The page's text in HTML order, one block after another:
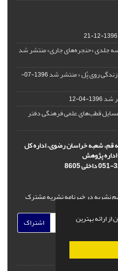
ارائه بهترین
1396-12-21
جلدی «حنجره‌های جاری» منتشر شد
زندگی روی پُل » منتشر شد
1396-07-
شد1396-04-12
قطب‌های علمی فرهنگی دفتر
قم، شعبه خراسان رضوی، اداره کل
پژوهش
نشریه در خبرنامه نشریه مشترک
اشتراک